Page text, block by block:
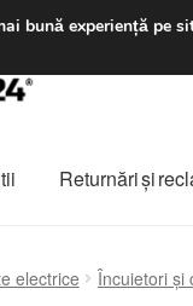
Returnări şi
electrice Încuietori și
bună experiență pe